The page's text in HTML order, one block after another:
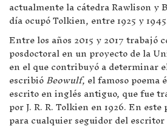
actualmente la cátedra Rawlison y
día ocupó Tolkien, entre 1925 y
Entre los años 2015 y 2017 trabajó
posdoctoral en un proyecto de la
en el que contribuyó a determinar
escribióBeowulf, el famoso poema
escrito en inglés antiguo, que fue
por J. R. R. Tolkien en 1926. En
para cualquier seguidor del